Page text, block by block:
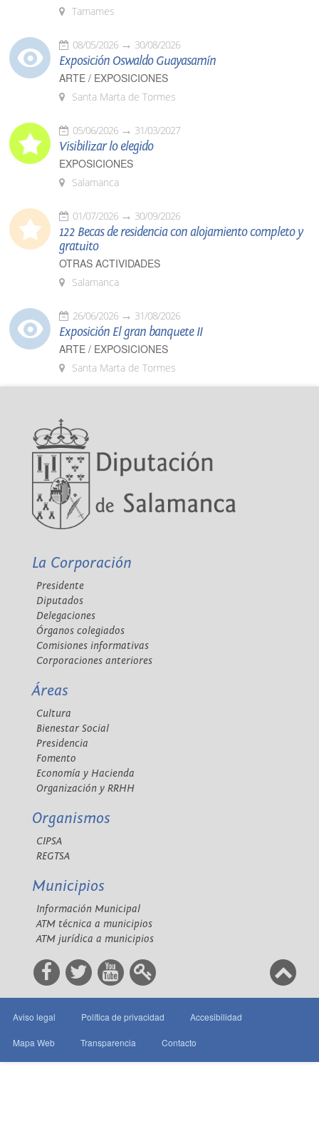
Tamames
08/05/2026 30/08/2026
Exposición Oswaldo Guayasamín
ARTE / EXPOSICIONES
Santa Marta de Tormes
05/06/2026 31/03/2027
Visibilizar lo elegido
EXPOSICIONES
Salamanca
01/07/2026 30/09/2026
122 Becas de residencia con alojamiento completo y
gratuito
OTRAS ACTIVIDADES
Salamanca
26/06/2026 31/08/2026
Exposición El gran banquete II
ARTE / EXPOSICIONES
Santa Marta de Tormes
La Corporación
Presidente
Diputados
Delegaciones
Órganos colegiados
Comisiones informativas
Corporaciones anteriores
Áreas
Cultura
Bienestar Social
Presidencia
Fomento
Economía y Hacienda
Organización y RRHH
Organismos
CIPSA
REGTSA
Municipios
Información Municipal
ATM técnica a municipios
ATM jurídica a municipios
Aviso legal Política de privacidad Accesibilidad
Mapa Web Transparencia Contacto